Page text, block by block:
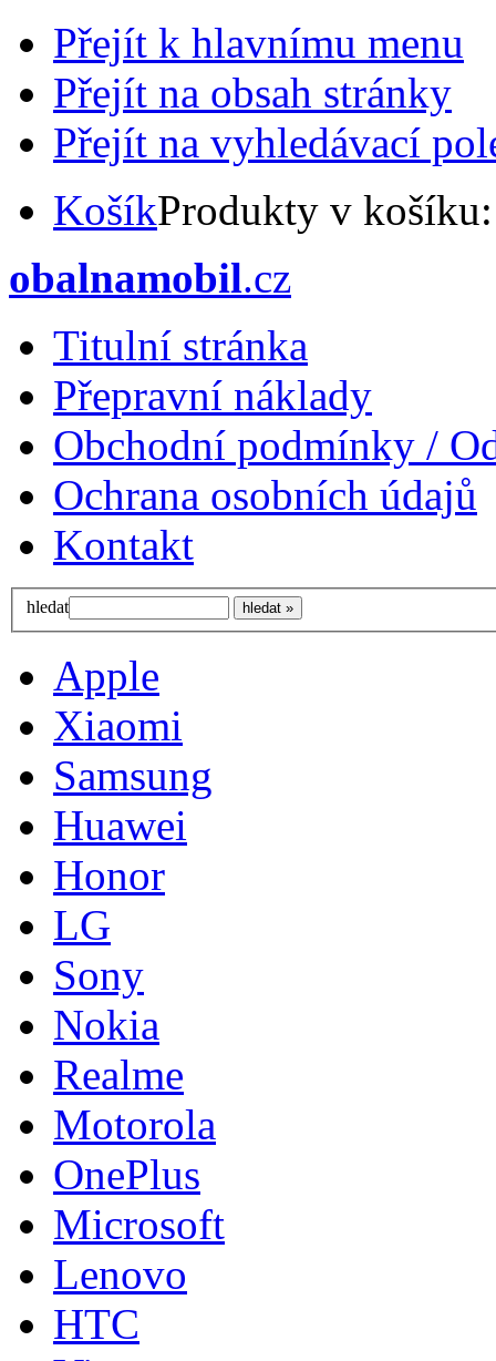
Přejít k hlavnímu menu
Přejít na obsah stránky
Přejít na vyhledávací
KošíkProdukty v
obalnamobil.cz
Titulní stránka
Přepravní náklady
Obchodní podmínky /
Ochrana osobních údajů
Kontakt
hledat
Apple
Xiaomi
Samsung
Huawei
Honor
LG
Sony
Nokia
Realme
Motorola
OnePlus
Microsoft
Lenovo
HTC